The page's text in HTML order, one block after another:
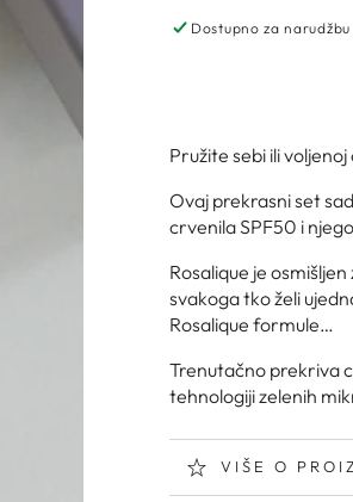
Dostupno za narudžbu
Pružite sebi ili
Ovaj prekrasni set
crvenila SPF50 i
Rosalique je
svakoga tko želi
Rosalique formule…
Trenutačno prekriva
tehnologiji zelenih
VIŠE O